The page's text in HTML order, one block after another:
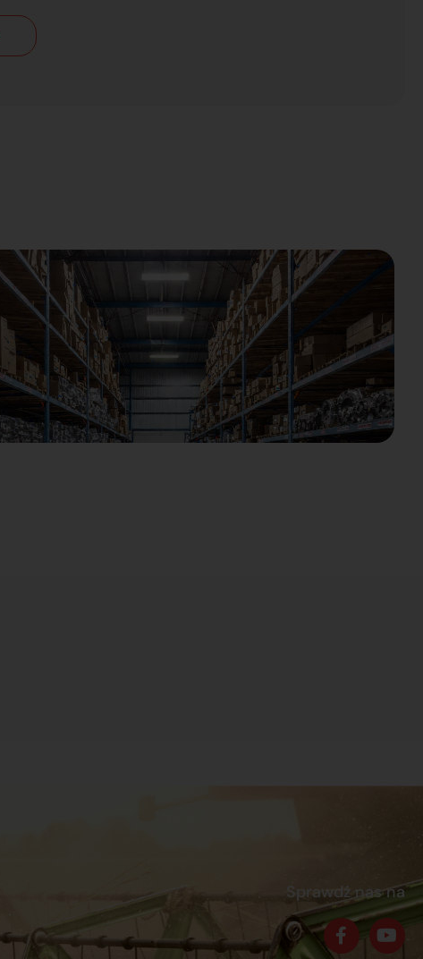
Sprawdź nas na